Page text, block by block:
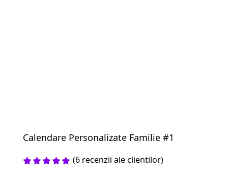
Calendare Personalizate Familie #1
(6 recenzii ale clientilor)